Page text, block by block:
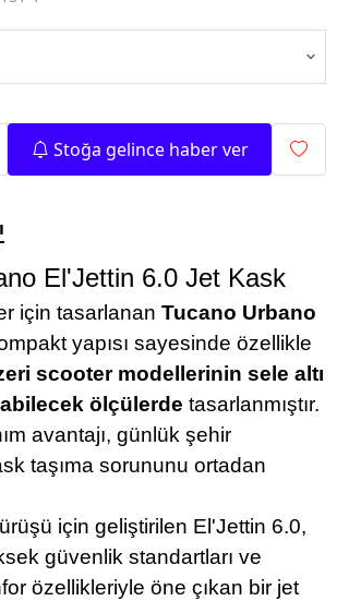
Stoğa gelince haber ver
El'Jettin 6.0 Jet Kask
için tasarlanan Tucano Urbano
yapısı sayesinde özellikle
scooter modellerinin sele altı
ölçülerde tasarlanmıştır.
avantajı, günlük şehir
taşıma sorununu ortadan
için geliştirilen El'Jettin 6.0,
güvenlik standartları ve
özellikleriyle öne çıkan bir jet